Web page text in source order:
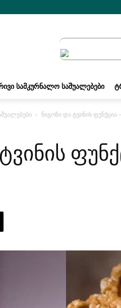
ᲡᲐᲛᲙᲣᲠᲜᲐᲚᲝ ᲡᲐᲨᲣᲐᲚᲔᲑᲔᲑᲘ
ნიგოზი და ტვინის ფუნქცია